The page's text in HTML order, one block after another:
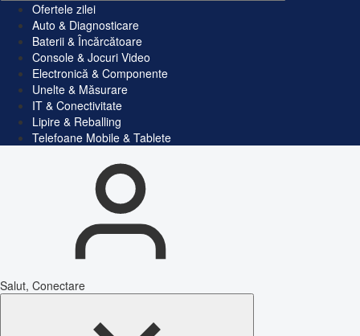
Ofertele zilei
Auto & Diagnosticare
Baterii & Încărcătoare
Console & Jocuri Video
Electronică & Componente
Unelte & Măsurare
IT & Conectivitate
Lipire & Reballing
Telefoane Mobile & Tablete
Salut, Conectare